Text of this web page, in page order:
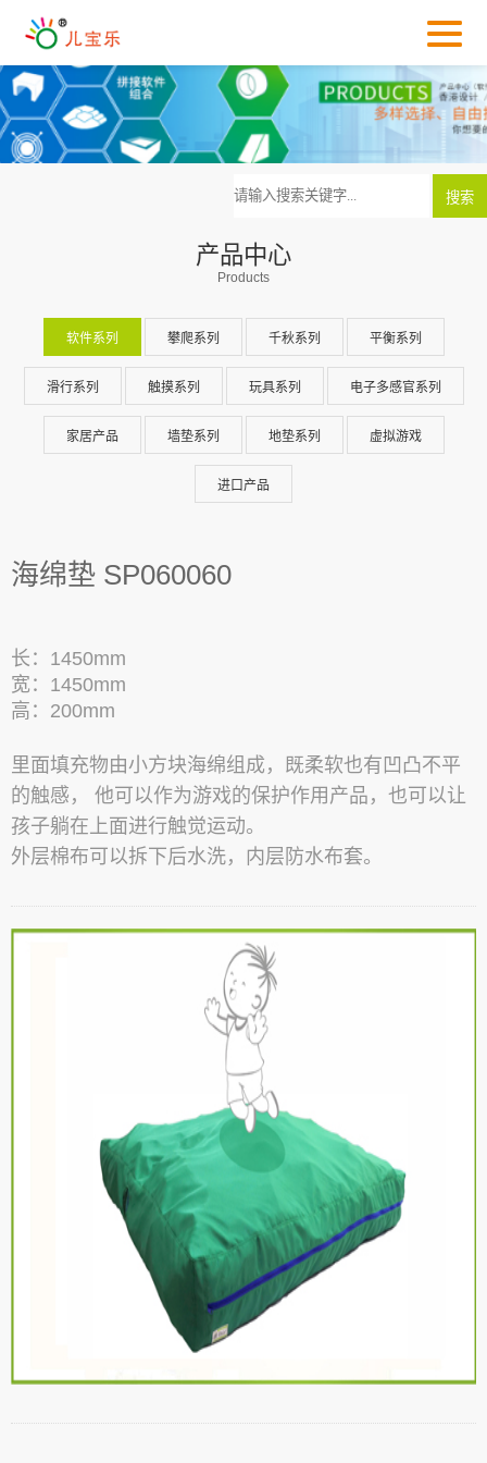
产品中心
Products
软件系列 攀爬系列 千秋系列 平衡系列
滑行系列 触摸系列 玩具系列 电子多感官系列
家居产品 墙垫系列 地垫系列 虚拟游戏
进口产品
海绵垫 SP060060
长：1450mm
宽：1450mm
高：200mm
里面填充物由小方块海绵组成， 既柔软也有凹 凸不平
的触感， 他可以作为游戏的保护作用产品，也可以让
孩子躺在上面进行触觉运动。
外层棉布可以拆下后水洗，内层防水布套。